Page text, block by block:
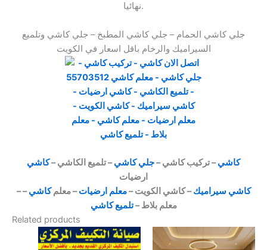
نهائيا.
جلي كاشي الحمام – جلي كاشي المطبخ – جلي كاشي وتلميع
السيراميك والرخام باقل اسعار في الكويت
كاشي– تركيب كاشي –جلي كاشي– تلميع الكاشي –كاشي
ارضيات
–
كاشي سيراميك– كاشي الكويت –معلم ارضيات– معلمكاشي–
معلم بلاط –تلميع كاشي
Related products